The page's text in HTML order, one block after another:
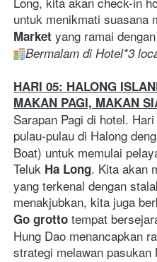
untuk menikmati suasana
Market yang ramai
Bermalam di Hotel*3
HARI 05: HALONG
MAKAN PAGI, MAKAN
Sarapan Pagi di hotel.
pulau-pulau di Halong
Boat) untuk memulai
Teluk Ha Long. Kita akan
yang terkenal dengan
menakjubkan, kita juga
Go grotto tempat
Hung Dao menancapkan
strategi melawan pasukan